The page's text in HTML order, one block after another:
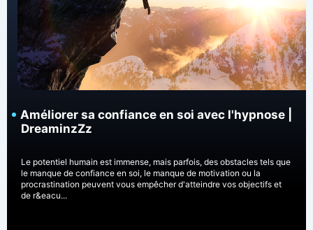
Améliorer sa confiance en soi avec l'hypnose |
DreaminzZz
Le potentiel humain est immense, mais parfois, des obstacles tels que
le manque de confiance en soi, le manque de motivation ou la
procrastination peuvent vous empêcher d'atteindre vos objectifs et
de r&eacu...